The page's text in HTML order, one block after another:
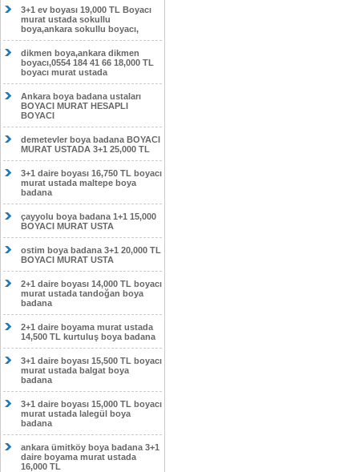
3+1 ev boyası 19,000 TL Boyacı
murat ustada sokullu
boya,ankara sokullu boyacı,
dikmen boya,ankara dikmen
boyacı,0554 184 41 66 18,000 TL
boyacı murat ustada
Ankara boya badana ustaları
BOYACI MURAT HESAPLI
BOYACI
demetevler boya badana BOYACI
MURAT USTADA 3+1 25,000 TL
3+1 daire boyası 16,750 TL boyacı
murat ustada maltepe boya
badana
çayyolu boya badana 1+1 15,000
BOYACI MURAT USTA
ostim boya badana 3+1 20,000 TL
BOYACI MURAT USTA
2+1 daire boyası 14,000 TL boyacı
murat ustada tandoğan boya
badana
2+1 daire boyama murat ustada
14,500 TL kurtuluş boya badana
3+1 daire boyası 15,500 TL boyacı
murat ustada balgat boya
badana
3+1 daire boyası 15,000 TL boyacı
murat ustada lalegül boya
badana
ankara ümitköy boya badana 3+1
daire boyama murat ustada
16,000 TL